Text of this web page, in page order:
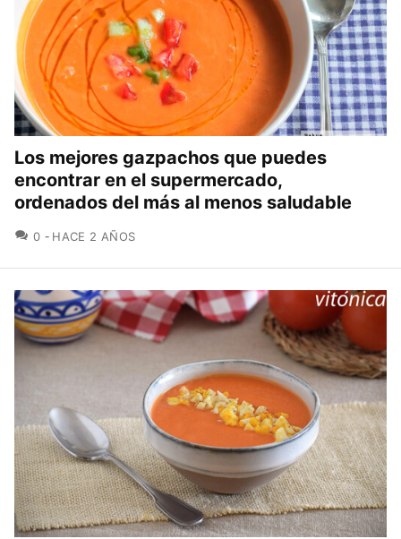
Los mejores gazpachos que puedes
encontrar en el supermercado,
ordenados del más al menos saludable
0 COMENTARIOS
HACE 2 AÑOS